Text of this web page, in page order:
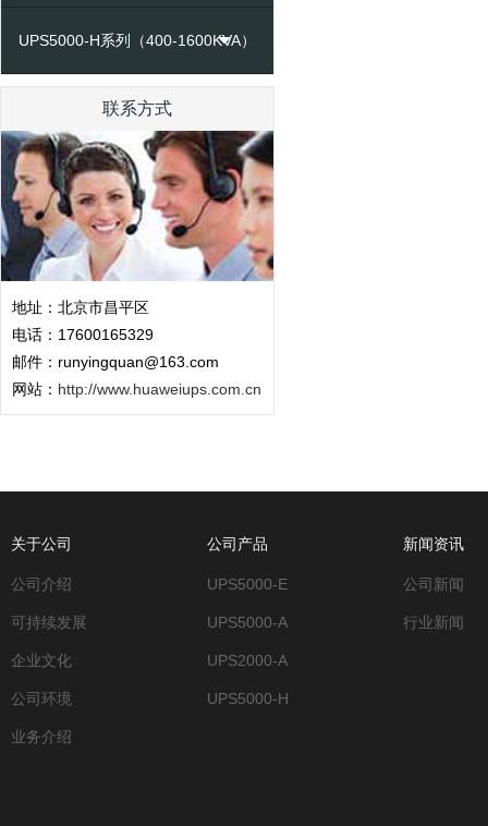
UPS5000-H系列（400-1600KVA）
联系方式
地址：北京市昌平区
电话：17600165329
邮件：runyingquan@163.com
网站： http://www.huaweiups.com.cn
关于公司
公司介绍
可持续发展
企业文化
公司环境
业务介绍
公司产品
UPS5000-E
UPS5000-A
UPS2000-A
UPS5000-H
新闻资讯
公司新闻
行业新闻